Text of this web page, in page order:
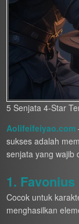
5 Senjata 4-Star
Aolifeifeiyao.com
sukses adalah
senjata yang wajib
1.
Cocok untuk
menghasilkan